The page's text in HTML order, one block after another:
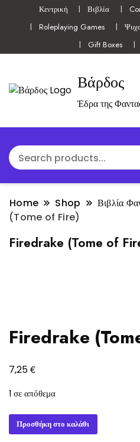
Κεντρική Βιβλία
Roleplaying Games
Gift Boxes
Βάρδος
Έδρα της
Home Shop Βιβλία
(Tome of Fire)
Firedrake (Tome of
Firedrake
7,25€
1 σε απόθεμα
Firedrake
(Tome
Προσθήκη στο καλάθι